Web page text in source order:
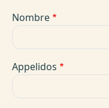
Nombre
Appelidos